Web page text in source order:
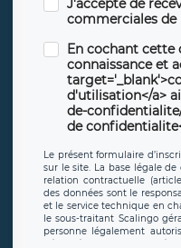
J'accepte de
commerciales de
En cochant cette
connaissance et
d'utilisation</a>
de-
de
Le présent formulaire
sur le site. La base légale
relation contractuelle
des données sont le
et le service technique en
le sous-traitant Scalingo
personne légalement